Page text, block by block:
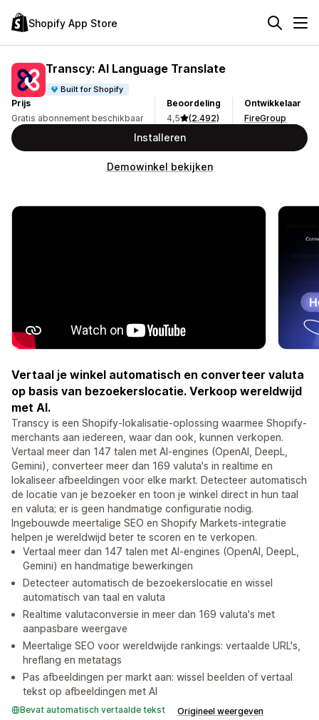
Shopify App Store
Transcy: AI Language Translate
Built for Shopify
Prijs
Gratis abonnement beschikbaar
Beoordeling
4,5
(2.492)
Ontwikkelaar
FireGroup
Installeren
Demowinkel bekijken
Vertaal je winkel automatisch en converteer valuta
op basis van bezoekerslocatie. Verkoop wereldwijd
met AI.
Transcy is een Shopify-lokalisatie-oplossing waarmee Shopify-
merchants aan iedereen, waar dan ook, kunnen verkopen.
Vertaal meer dan 147 talen met AI-engines (OpenAI, DeepL,
Gemini), converteer meer dan 169 valuta's in realtime en
lokaliseer afbeeldingen voor elke markt. Detecteer automatisch
de locatie van je bezoeker en toon je winkel direct in hun taal
en valuta; er is geen handmatige configuratie nodig.
Ingebouwde meertalige SEO en Shopify Markets-integratie
helpen je wereldwijd beter te scoren en te verkopen.
Vertaal meer dan 147 talen met AI-engines (OpenAI, DeepL,
Gemini) en handmatige bewerkingen
Detecteer automatisch de bezoekerslocatie en wissel
automatisch van taal en valuta
Realtime valutaconversie in meer dan 169 valuta's met
aanpasbare weergave
Meertalige SEO voor wereldwijde rankings: vertaalde URL's,
hreflang en metatags
Pas afbeeldingen per markt aan: wissel beelden of vertaal
tekst op afbeeldingen met AI
Bevat automatisch vertaalde tekst Origineel weergeven